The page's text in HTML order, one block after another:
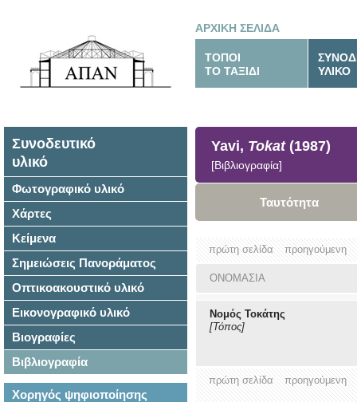
ΑΡΧΙΚΗ ΣΕΛΙΔΑ
ΤΟΠΟΙ
ΤΟ ΤΑΞΙΔΙ
ΥΛΙΚΟ
Συνοδευτικό
υλικό
Φωτογραφικό υλικό
Χάρτες
Κείμενα
Σημειώσεις Πανοράματος
Οπτικοακουστικό υλικό
Εικονογραφικό υλικό
Βιογραφίες
Βιβλιογραφία
Χορηγός ψηφιοποίησης
Yavi, Tokat(1987)
[Βιβλιογραφία]
Ταυτότητα
πρώτη σελίδα προηγούμενη
ΟΝΟΜΑΣΙΑ
Νομός Τοκάτης
[Τόπος]
πρώτη σελίδα προηγούμενη